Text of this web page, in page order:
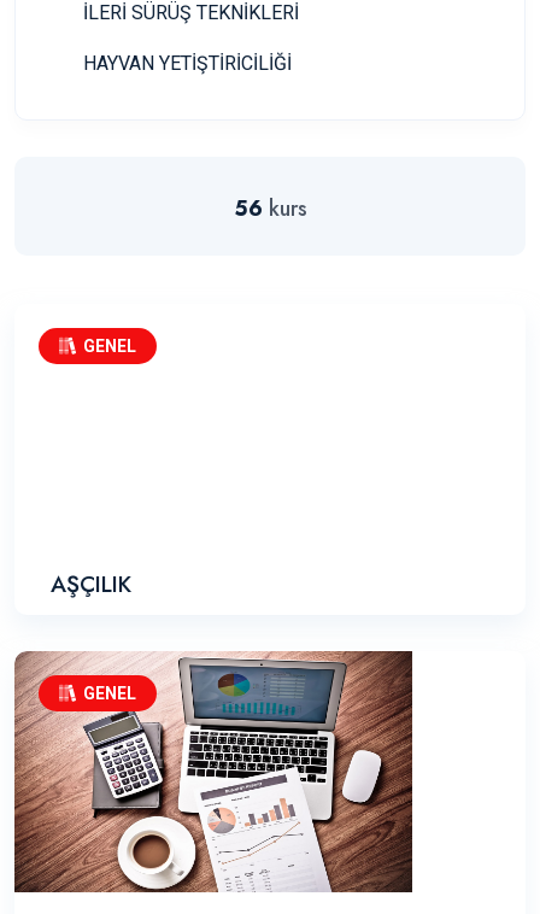
İLERİ SÜRÜŞ TEKNİKLERİ
HAYVAN YETİŞTİRİCİLİĞİ
56 kurs
GENEL
AŞÇILIK
GENEL